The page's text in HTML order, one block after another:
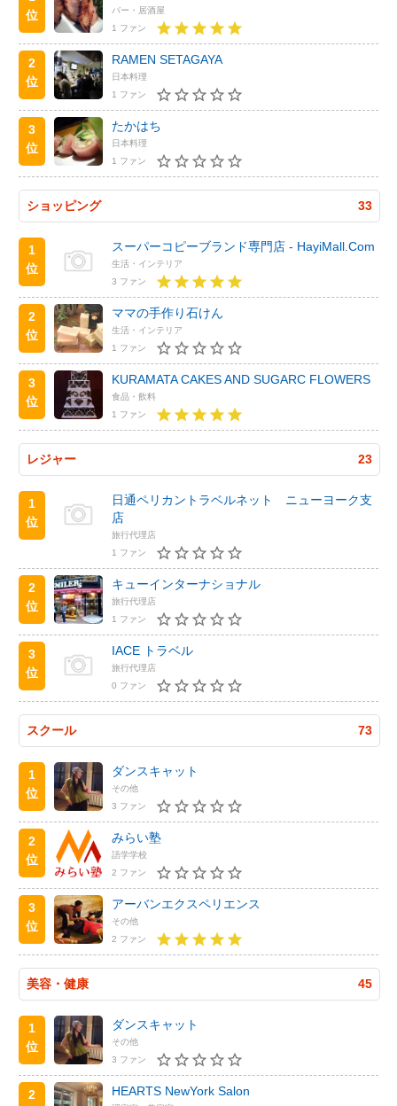
位
バー・居酒屋
1 ファン
2
位
RAMEN SETAGAYA
日本料理
1 ファン
3
位
たかはち
日本料理
1 ファン
ショッピング 33
1
位
スーパーコピーブランド専門店 - HayiMall.Com
生活・インテリア
3 ファン
2
位
ママの手作り石けん
生活・インテリア
1 ファン
3
位
KURAMATA CAKES AND SUGARC FLOWERS
食品・飲料
1 ファン
レジャー 23
1
位
日通ペリカントラベルネット ニューヨーク支
店
旅行代理店
1 ファン
2
位
キューインターナショナル
旅行代理店
1 ファン
3
位
IACE トラベル
旅行代理店
0 ファン
スクール 73
1
位
ダンスキャット
その他
3 ファン
2
位
みらい塾
語学学校
2 ファン
3
位
アーバンエクスペリエンス
その他
2 ファン
美容・健康 45
1
位
ダンスキャット
その他
3 ファン
2
HEARTS NewYork Salon